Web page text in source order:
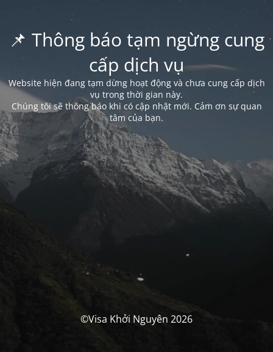
📌 Thông báo tạm ngừng cung
cấp dịch vụ
Website hiện đang tạm dừng hoạt động và chưa cung cấp dịch
vụ trong thời gian này.
Chúng tôi sẽ thông báo khi có cập nhật mới. Cảm ơn sự quan
tâm của bạn.
©Visa Khởi Nguyên 2026